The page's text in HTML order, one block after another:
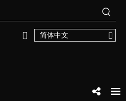
简体中文